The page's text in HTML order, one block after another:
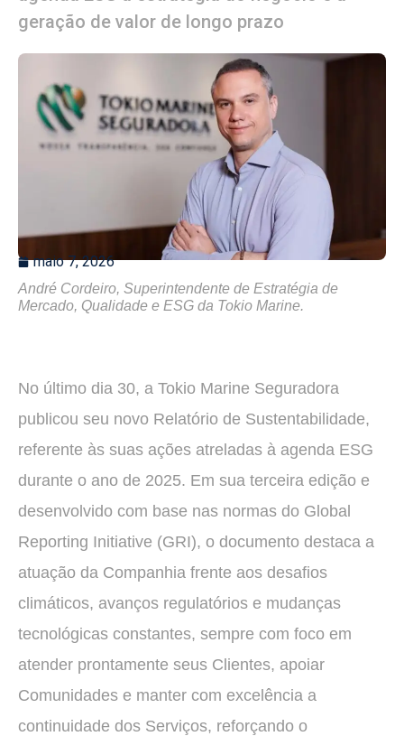
geração de valor de longo prazo
maio 7, 2026
André Cordeiro, Superintendente de Estratégia de
Mercado, Qualidade e ESG da Tokio Marine.
No último dia 30, a Tokio Marine Seguradora
publicou seu novo Relatório de Sustentabilidade,
referente às suas ações atreladas à agenda ESG
durante o ano de 2025. Em sua terceira edição e
desenvolvido com base nas normas do Global
Reporting Initiative (GRI), o documento destaca a
atuação da Companhia frente aos desafios
climáticos, avanços regulatórios e mudanças
tecnológicas constantes, sempre com foco em
atender prontamente seus Clientes, apoiar
Comunidades e manter com excelência a
continuidade dos Serviços, reforçando o